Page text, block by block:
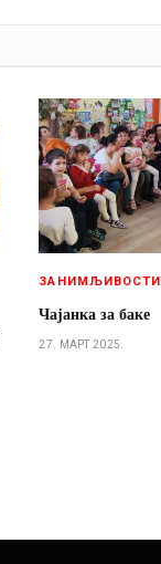
ЗАНИМЉИВОСТИ
Чајанка за баке
27. МАРТ 2025.